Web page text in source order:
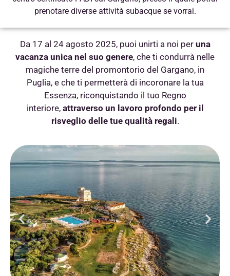
prenotare diverse attività subacque se vorrai.
Da 17 al 24 agosto 2025, puoi unirti a noi per una
vacanza unica nel suo genere, che ti condurrà nelle
magiche terre del promontorio del Gargano, in
Puglia, e che ti permetterà di incoronare la tua
Essenza, riconquistando il tuo Regno
interiore, attraverso un lavoro profondo per il
risveglio delle tue qualità regali.